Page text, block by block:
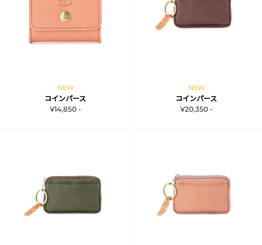
NEW
コインパース
¥14,850 -
NEW
コインパース
¥20,350 -